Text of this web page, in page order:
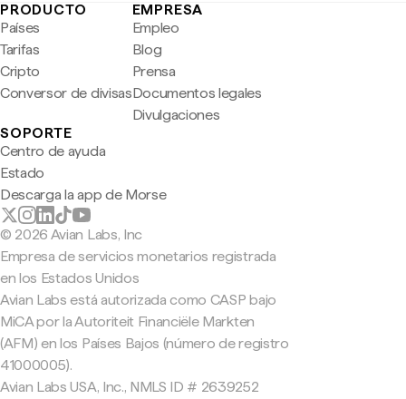
PRODUCTO
Países
Tarifas
Cripto
Conversor de divisas
EMPRESA
Empleo
Blog
Prensa
Documentos legales
Divulgaciones
SOPORTE
Centro de ayuda
Estado
Descarga la app de Morse
© 2026 Avian Labs, Inc
Empresa de servicios monetarios registrada
en los Estados Unidos
Avian Labs está autorizada como CASP bajo
MiCA por la Autoriteit Financiële Markten
(AFM) en los Países Bajos (número de registro
41000005).
Avian Labs USA, Inc., NMLS ID # 2639252